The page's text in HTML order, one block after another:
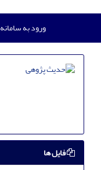
ورود به سامانه
فایل ها